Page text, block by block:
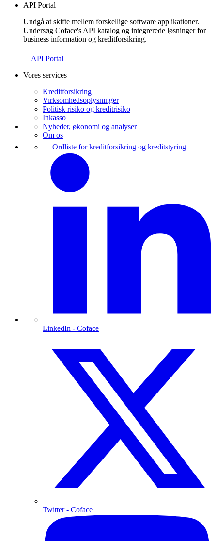
API Portal
Undgå at skifte mellem forskellige software applikationer.
Undersøg Coface's API katalog og integrerede løsninger for
business information og kreditforsikring.
API Portal
Vores services
Kreditforsikring
Virksomhedsoplysninger
Politisk risiko og kreditrisiko
Inkasso
Nyheder, økonomi og analyser
Om os
Ordliste for kreditforsikring og kreditstyring
LinkedIn - Coface
Twitter- Coface